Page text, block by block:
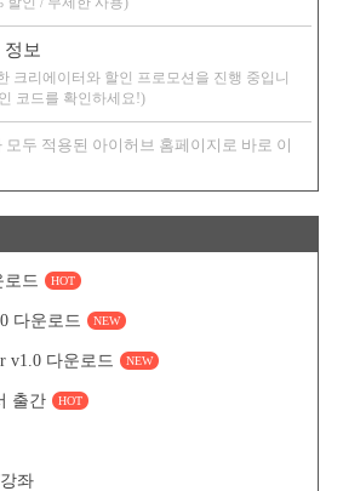
보
크리에이터와 할인 프로모션을 진행 중입니
코드를 확인하세요!)
두 적용된 아이허브 홈페이지로 바로 이
로드 HOT
다운로드 NEW
v1.0 다운로드 NEW
출간 HOT
좌